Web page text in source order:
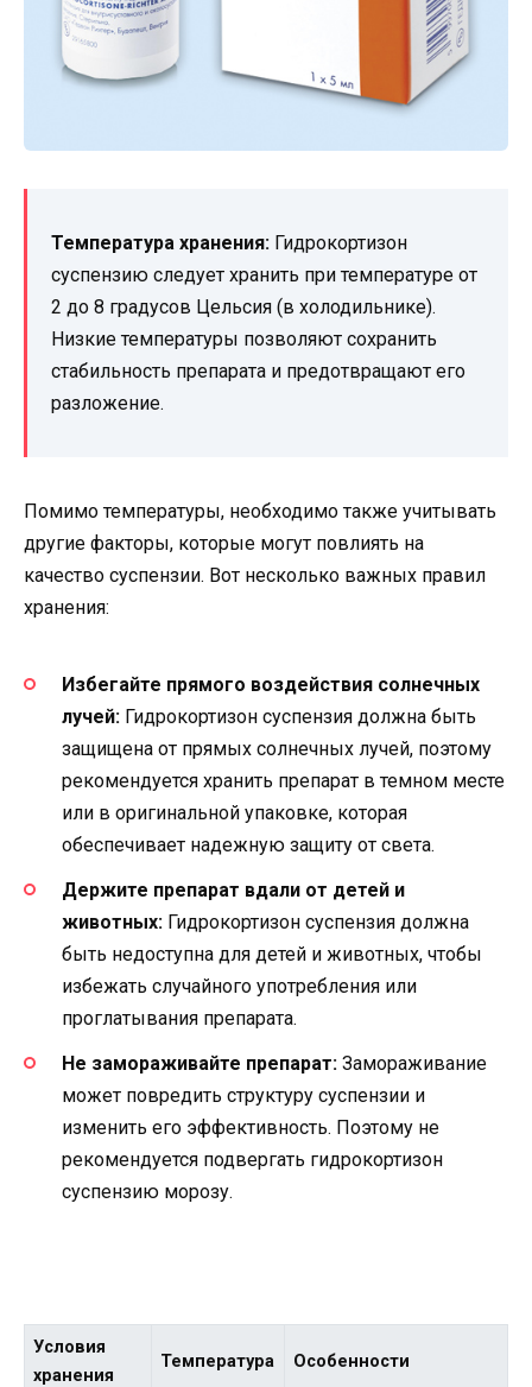
Температура хранения: Гидрокортизон
суспензию следует хранить при температуре от
2 до 8 градусов Цельсия (в холодильнике).
Низкие температуры позволяют сохранить
стабильность препарата и предотвращают его
разложение.
Помимо температуры, необходимо также учитывать
другие факторы, которые могут повлиять на
качество суспензии. Вот несколько важных правил
хранения:
Избегайте прямого воздействия солнечных
лучей: Гидрокортизон суспензия должна быть
защищена от прямых солнечных лучей, поэтому
рекомендуется хранить препарат в темном месте
или в оригинальной упаковке, которая
обеспечивает надежную защиту от света.
Держите препарат вдали от детей и
животных: Гидрокортизон суспензия должна
быть недоступна для детей и животных, чтобы
избежать случайного употребления или
проглатывания препарата.
Не замораживайте препарат: Замораживание
может повредить структуру суспензии и
изменить его эффективность. Поэтому не
рекомендуется подвергать гидрокортизон
суспензию морозу.
Условия
хранения
Температура Особенности